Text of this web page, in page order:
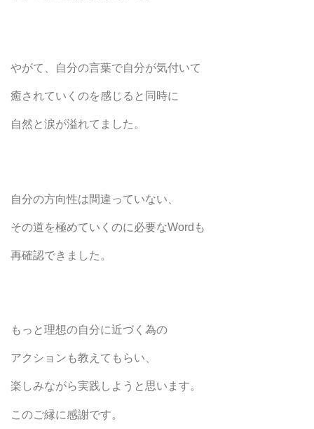
やがて、自分の言葉で自分が気付いて
癒されていくのを感じると同時に
自然と涙が溢れてました。
自分の方向性は間違っていない、
その道を極めていくのに必要なWordも
再確認できました。
もっと理想の自分に近づく為の
アクションも教えてもらい、
楽しみながら実践しようと思います。
このご縁に感謝です。